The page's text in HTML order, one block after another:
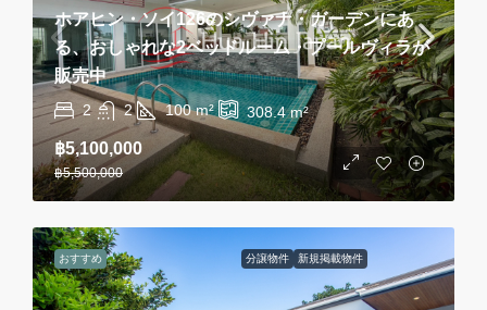
ホアヒン・ソイ126のシヴァナ・ガーデンにあ
る、おしゃれな2ベッドルーム・プールヴィラが
販売中
2 2 100 m² 308.4m²
฿5,100,000
฿5,500,000
おすすめ 分譲物件 新規掲載物件